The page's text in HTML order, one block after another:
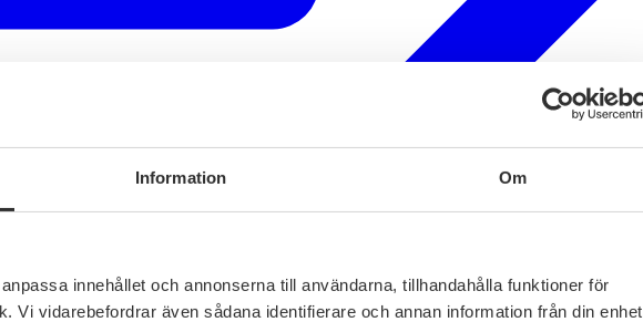
Information Om
innehållet och annonserna till användarna, tillhandahålla funktioner för
Vi vidarebefordrar även sådana identifierare och annan information från din enhet